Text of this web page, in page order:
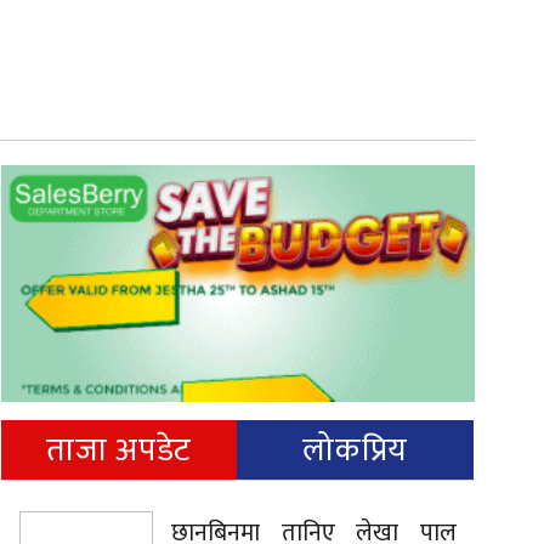
ताजा अपडेट लोकप्रिय
छानबिनमा तानिए लेखा पाल